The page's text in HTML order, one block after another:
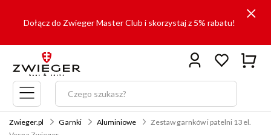
Dołącz do Zwieger Master Club i skorzystaj z 5% rabatu!
Menu
główne
Zwieger.pl Garnki Aluminiowe
Zestaw garnków i patelni 13 el.